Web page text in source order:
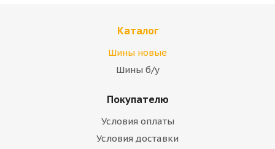
Каталог
Шины новые
Шины б/у
Покупателю
Условия оплаты
Условия доставки